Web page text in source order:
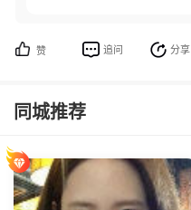
赞 追问 分享
同城推荐